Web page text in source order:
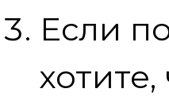
Если